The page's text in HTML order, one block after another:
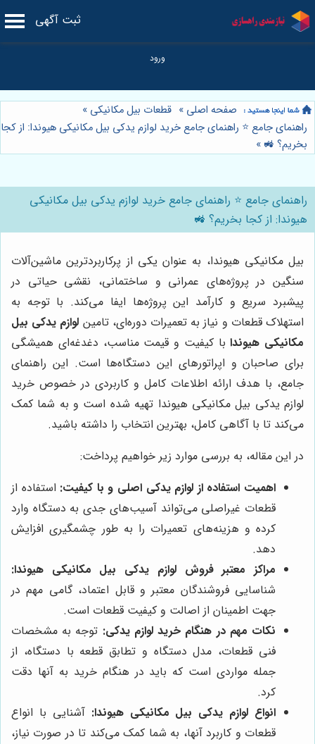
ثبت آگهی
صفحه اصلی » قطعات بیل مکانیکی »
راهنمای جامع ⭐️ راهنمای جامع خرید لوازم یدکی بیل مکانیکی هیوندا: از کجا
بخریم؟ 🚜 »
راهنمای جامع ⭐️ راهنمای جامع خرید لوازم یدکی بیل مکانیکی
هیوندا: از کجا بخریم؟ 🚜
بیل مکانیکی هیوندا، به عنوان یکی از پرکاربردترین ماشین‌آلات
سنگین در پروژه‌های عمرانی و ساختمانی، نقشی حیاتی در
پیشبرد سریع و کارآمد این پروژه‌ها ایفا می‌کند. با توجه به
استهلاک قطعات و نیاز به تعمیرات دوره‌ای، تامین لوازم یدکی بیل
مکانیکی هیوندابا کیفیت و قیمت مناسب، دغدغه‌ای همیشگی
برای صاحبان و اپراتورهای این دستگاه‌ها است. این راهنمای
جامع، با هدف ارائه اطلاعات کامل و کاربردی در خصوص خرید
لوازم یدکی بیل مکانیکی هیوندا تهیه شده است و به شما کمک
می‌کند تا با آگاهی کامل، بهترین انتخاب را داشته باشید.
در این مقاله، به بررسی موارد زیر خواهیم پرداخت:
اهمیت استفاده از لوازم یدکی اصلی و با کیفیت: استفاده از
قطعات غیراصلی می‌تواند آسیب‌های جدی به دستگاه وارد
کرده و هزینه‌های تعمیرات را به طور چشمگیری افزایش
دهد.
مراکز معتبر فروش لوازم یدکی بیل مکانیکی هیوندا:
شناسایی فروشندگان معتبر و قابل اعتماد، گامی مهم در
جهت اطمینان از اصالت و کیفیت قطعات است.
نکات مهم در هنگام خرید لوازم یدکی: توجه به مشخصات
فنی قطعات، مدل دستگاه و تطابق قطعه با دستگاه، از
جمله مواردی است که باید در هنگام خرید به آنها دقت
کرد.
انواع لوازم یدکی بیل مکانیکی هیوندا: آشنایی با انواع
قطعات و کاربرد آنها، به شما کمک می‌کند تا در صورت نیاز،